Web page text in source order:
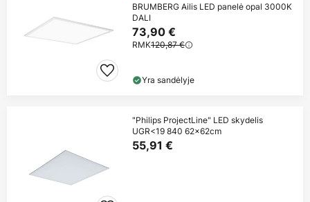
BRUMBERG Ailis LED panelė opal 3000K
DALI
73,90 €
RMK120,87 €
Yra sandėlyje
"Philips ProjectLine" LED skydelis
UGR<19 840 62x62cm
55,91 €